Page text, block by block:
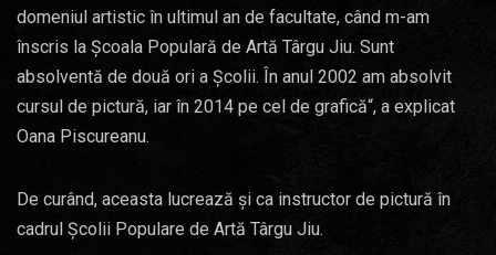
domeniul artistic în ultimul an de facultate, când m-am
înscris la Școala Populară de Artă Târgu Jiu. Sunt
absolventă de două ori a Școlii. În anul 2002 am absolvit
cursul de pictură, iar în 2014 pe cel de grafică“, a explicat
Oana Piscureanu.
De curând, aceasta lucrează și ca instructor de pictură în
cadrul Școlii Populare de Artă Târgu Jiu.